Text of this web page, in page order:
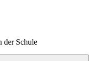
der Schule